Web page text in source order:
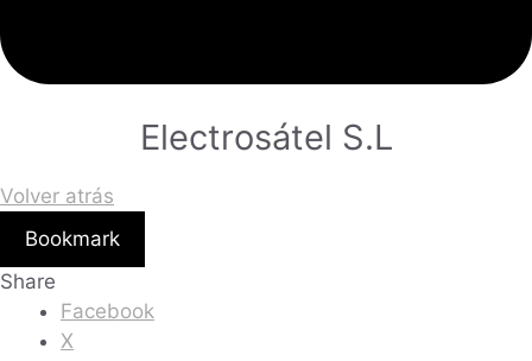
Electrosátel S.L
Volver atrás
Bookmark
Share
Facebook
X